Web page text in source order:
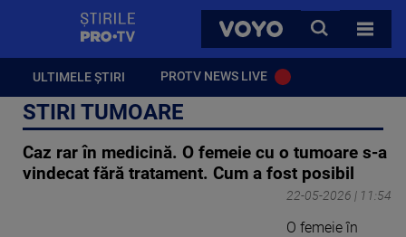
VOYO
CAUTA
TOATE
ULTIMELE ȘTIRI PROTV NEWS LIVE
STIRI TUMOARE
Caz rar în medicină. O femeie cu o tumoare s-a
vindecat fără tratament. Cum a fost posibil
22-05-2026 | 11:54
O femeie în